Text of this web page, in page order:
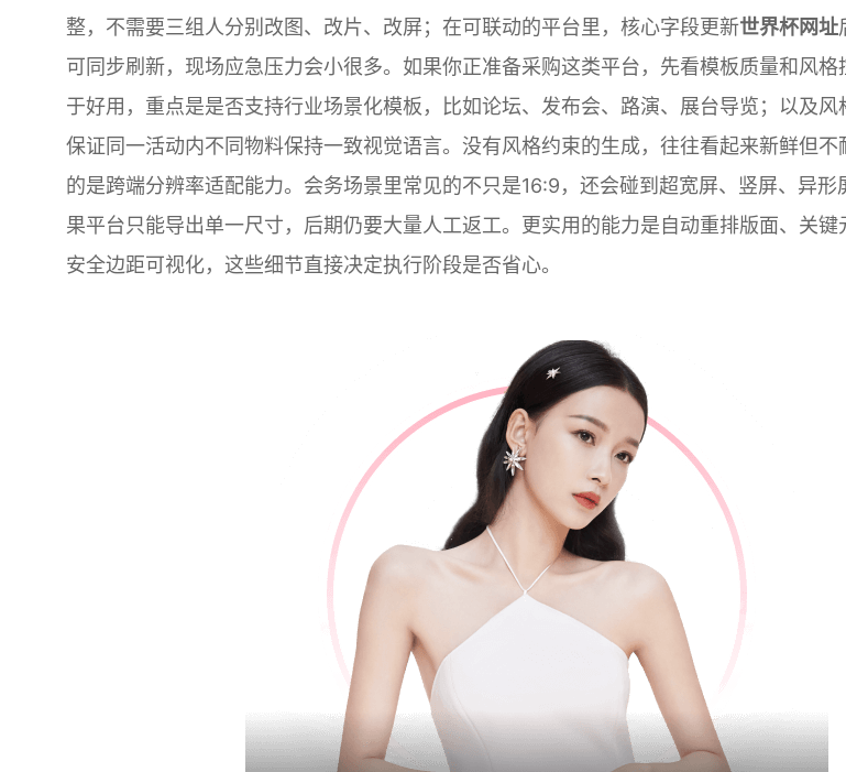
整，不需要三组人分别改图、改片、改屏；在可联动的平台里，核心字段更新世界杯网址
可同步刷新，现场应急压力会小很多。如果你正准备采购这类平台，先看模板质量和风格
于好用，重点是是否支持行业场景化模板，比如论坛、发布会、路演、展台导览；以及风
保证同一活动内不同物料保持一致视觉语言。没有风格约束的生成，往往看起来新鲜但不
的是跨端分辨率适配能力。会务场景里常见的不只是16:9，还会碰到超宽屏、竖屏、异形
果平台只能导出单一尺寸，后期仍要大量人工返工。更实用的能力是自动重排版面、关键
安全边距可视化，这些细节直接决定执行阶段是否省心。